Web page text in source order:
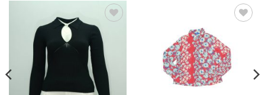
Añadir
a la
lista de
deseos
lista de
deseos